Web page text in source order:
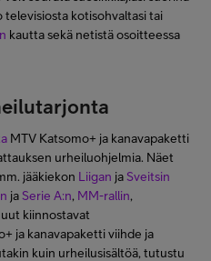
televisiosta kotisohvaltasi tai
kautta sekä netistä osoitteessa
MTV Katsomo+ ja kanavapaketti
urheiluohjelmia. Näet
jääkiekon Liigan jaSveitsin
jaSerie A:n, MM-rallin,
kiinnostavat
ja kanavapaketti viihde ja
kuin urheilusisältöä, tutustu